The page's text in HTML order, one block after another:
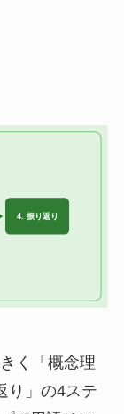
く「概念理
」の4ステ